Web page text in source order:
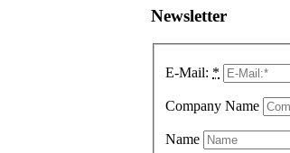
Newsletter
E-Mail: *
Company Name
Name